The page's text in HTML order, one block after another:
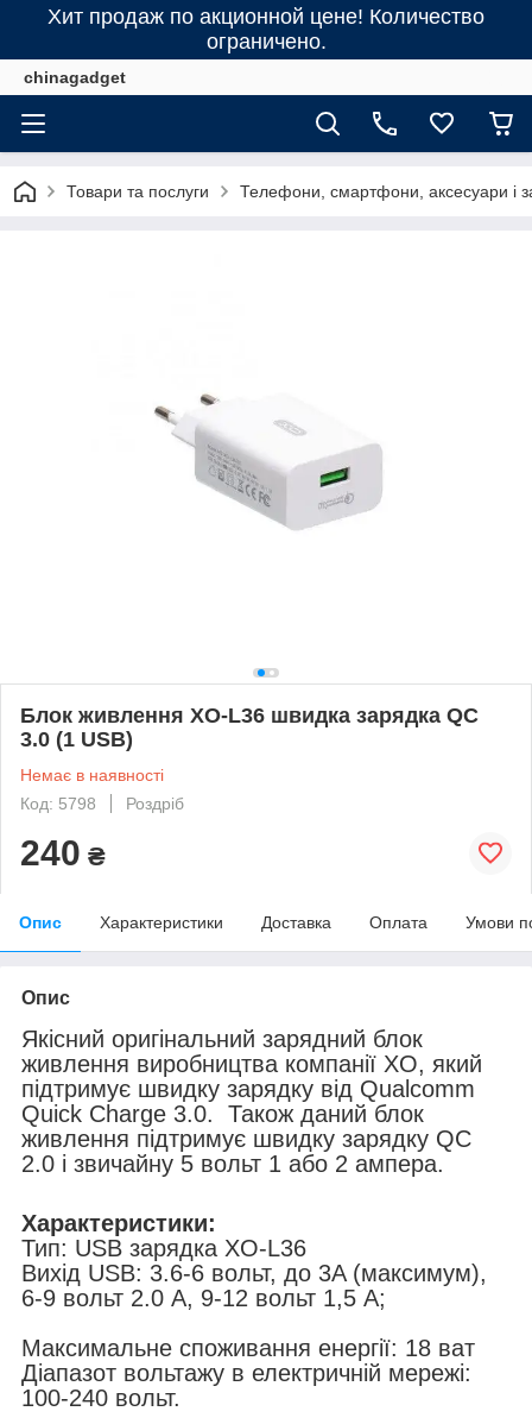
Хит продаж по акционной цене! Количество
ограничено.
chinagadget
Товари та послуги Телефони, смартфони, аксесуари і
Блок живлення XO-L36 швидка зарядка QC
3.0 (1 USB)
Немає в наявності
Код: 5798
Роздріб
240 ₴
Опис Характеристики Доставка Оплата Умови
Опис
Якісний оригінальний зарядний блок
живлення виробництва компанії XO, який
підтримує швидку зарядку від Qualcomm
Quick Charge 3.0. Також даний блок
живлення підтримує швидку зарядку QC
2.0 і звичайну 5 вольт 1 або 2 ампера.
Характеристики:
Тип: USB зарядка XO-L36
Вихід USB: 3.6-6 вольт, до 3A (максимум),
6-9 вольт 2.0 А, 9-12 вольт 1,5 А;
Максимальне споживання енергії: 18 ват
Діапазот вольтажу в електричній мережі:
100-240 вольт.